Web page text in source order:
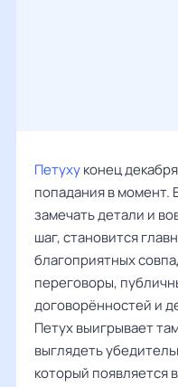
Петухуконец
попадания в момент.
замечать детали и
шаг, становится
благоприятных
переговоры,
договорённостей и
Петух выигрывает
выглядеть
который появляется